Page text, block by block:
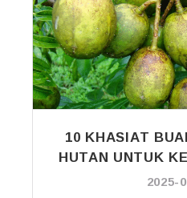
10 KHASIAT
HUTAN UNTUK
2025-